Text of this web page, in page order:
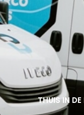
THUIS IN
THUIS IN
THUIS IN